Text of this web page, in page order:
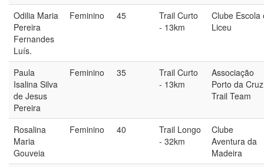
Odilia Maria
Pereira
Fernandes
Luís.
Feminino 45
Trail Curto
- 13km
Clube Escola
Liceu
Paula
Isalina Silva
de Jesus
Pereira
Feminino 35
Trail Curto
- 13km
Associação
Porto da Cruz
Trail Team
Rosalina
Maria
Gouveia
Feminino 40
Trail Longo
- 32km
Clube
Aventura da
Madeira